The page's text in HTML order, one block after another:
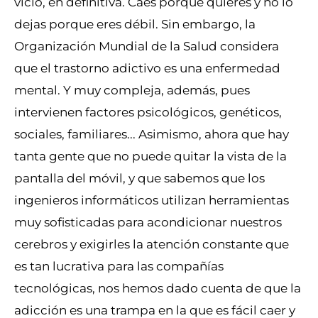
dejas porque eres débil. Sin embargo, la
Organización Mundial de la Salud considera
que el trastorno adictivo es una enfermedad
mental. Y muy compleja, además, pues
intervienen factores psicológicos, genéticos,
sociales, familiares... Asimismo, ahora que hay
tanta gente que no puede quitar la vista de la
pantalla del móvil, y que sabemos que los
ingenieros informáticos utilizan herramientas
muy sofisticadas para acondicionar nuestros
cerebros y exigirles la atención constante que
es tan lucrativa para las compañías
tecnológicas, nos hemos dado cuenta de que la
adicción es una trampa en la que es fácil caer y